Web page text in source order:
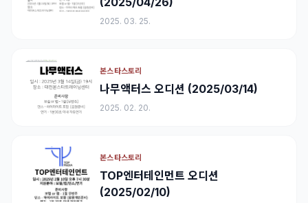
2025. 03. 25.
본스타스토리
나무액터스 오디션 (2025/03/14)
2025. 02. 20.
본스타스토리
TOP엔터테인먼트 오디션
(2025/02/10)